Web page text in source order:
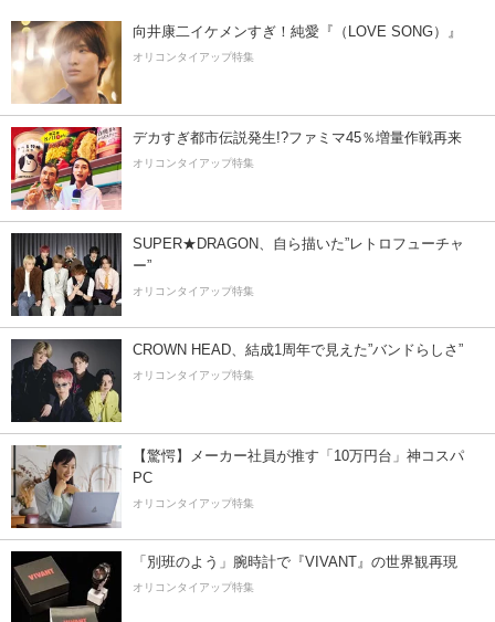
向井康二イケメンすぎ！純愛『（LOVE SONG）』
オリコンタイアップ特集
デカすぎ都市伝説発生!?ファミマ45％増量作戦再来
オリコンタイアップ特集
SUPER★DRAGON、自ら描いた”レトロフューチャ
ー”
オリコンタイアップ特集
CROWN HEAD、結成1周年で見えた”バンドらしさ”
オリコンタイアップ特集
【驚愕】メーカー社員が推す「10万円台」神コスパ
PC
オリコンタイアップ特集
「別班のよう」腕時計で『VIVANT』の世界観再現
オリコンタイアップ特集